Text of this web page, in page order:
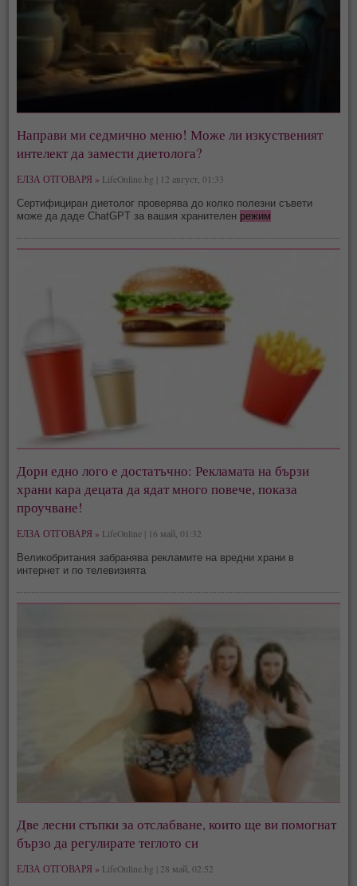
Направи ми седмично меню! Може ли изкуственият
интелект да замести диетолога?
ЕЛЗА ОТГОВАРЯ » LifeOnline.bg | 12 август, 01:33
Сертифициран диетолог проверява до колко полезни съвети
може да даде ChatGPT за вашия хранителен режим
Дори едно лого е достатъчно: Рекламата на бързи
храни кара децата да ядат много повече, показа
проучване!
ЕЛЗА ОТГОВАРЯ » LifeOnline | 16 май, 01:32
Великобритания забранява рекламите на вредни храни в
интернет и по телевизията
Две лесни стъпки за отслабване, които ще ви помогнат
бързо да регулирате теглото си
ЕЛЗА ОТГОВАРЯ » LifeOnline.bg | 28 май, 02:52